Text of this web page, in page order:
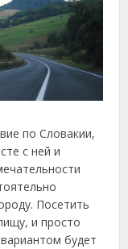
по Словакии,
с ней и
Посетить
и просто
будет